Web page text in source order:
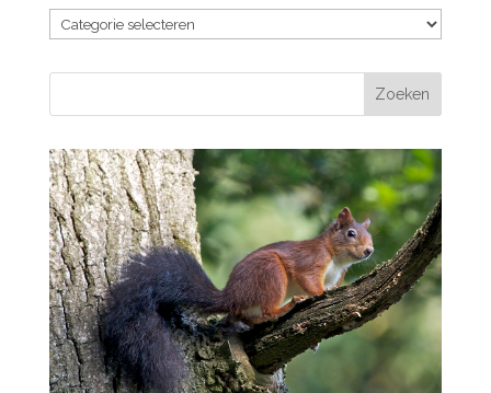
Alle